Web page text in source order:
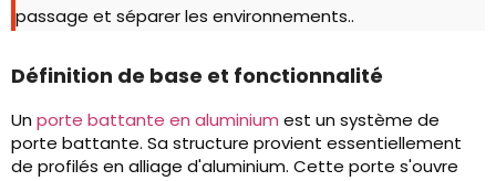
passage et séparer les environnements..
Définition de base et fonctionnalité
Un porte battante en aluminium est un système de
porte battante. Sa structure provient essentiellement
de profilés en alliage d'aluminium. Cette porte s'ouvre